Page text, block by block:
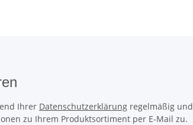
Ihrer Datenschutzerklärung regelmäßig und
zu Ihrem Produktsortiment per E-Mail zu.